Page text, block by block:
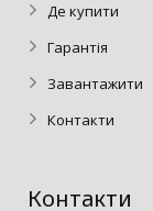
Де купити
Гарантія
Завантажити
Контакти
Контакти